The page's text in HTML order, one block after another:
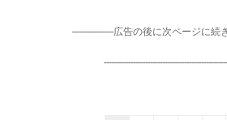
-----------------広告の後に次ページに続